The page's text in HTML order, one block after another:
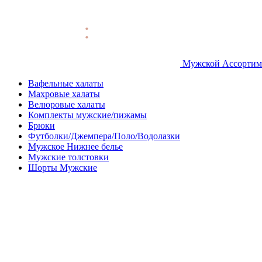
Мужской
Вафельные халаты
Махровые халаты
Велюровые халаты
Комплекты мужские/пижамы
Брюки
Футболки/Джемпера/Поло/Водолазки
Мужское Нижнее белье
Мужские толстовки
Шорты Мужские